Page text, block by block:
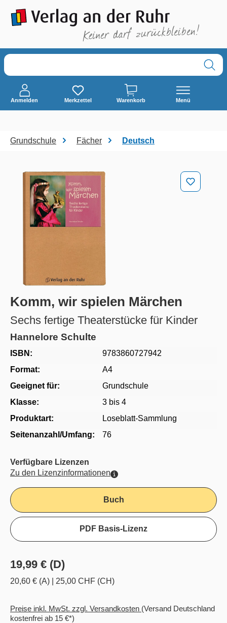
springen
Anmelden Merkzettel Warenkorb Menü
Grundschule Fächer Deutsch
Bildergalerie überspringen
Komm, wir spielen Märchen
Sechs fertige Theaterstücke für Kinder
Hannelore Schulte
ISBN:
9783860727942
Format:
A4
Geeignet für:
Grundschule
Klasse:
3 bis 4
Produktart:
Loseblatt-Sammlung
Seitenanzahl/Umfang:
76
Verfügbare Lizenzen
Zu den Lizenzinformationen
Buch
PDF Basis-Lizenz
19,99 € (D)
20,60 € (A) 25,00 CHF (CH)
Preise inkl. MwSt. zzgl. Versandkosten (Versand Deutschland
kostenfrei ab 15 €*)